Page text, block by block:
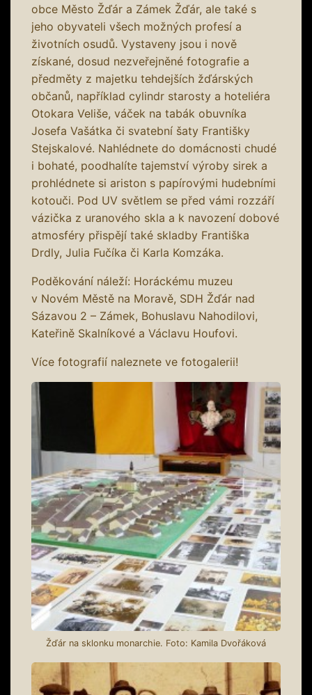
obce Město Žďár a Zámek Žďár, ale také s
jeho obyvateli všech možných profesí a
životních osudů. Vystaveny jsou i nově
získané, dosud nezveřejněné fotografie a
předměty z majetku tehdejších žďárských
občanů, například cylindr starosty a hoteliéra
Otokara Veliše, váček na tabák obuvníka
Josefa Vašátka či svatební šaty Františky
Stejskalové. Nahlédnete do domácnosti chudé
i bohaté, poodhalíte tajemství výroby sirek a
prohlédnete si ariston s papírovými hudebními
kotouči. Pod UV světlem se před vámi rozzáří
vázička z uranového skla a k navození dobové
atmosféry přispějí také skladby Františka
Drdly, Julia Fučíka či Karla Komzáka.
Poděkování náleží: Horáckému muzeu
v Novém Městě na Moravě, SDH Žďár nad
Sázavou 2 – Zámek, Bohuslavu Nahodilovi,
Kateřině Skalníkové a Václavu Houfovi.
Více fotografií naleznete ve fotogalerii!
Žďár na sklonku monarchie. Foto: Kamila Dvořáková